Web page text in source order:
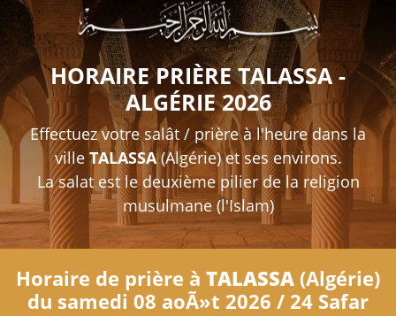
HORAIRE PRIÈRE TALASSA -
ALGÉRIE 2026
Effectuez votre salât / prière à l'heure dans la
ville TALASSA(Algérie) et ses environs.
La salat est le deuxième pilier de la religion
musulmane (l'Islam)
Horaire de prière à TALASSA (Algérie)
du samedi 08 aoÃ»t 2026 / 24 Safar